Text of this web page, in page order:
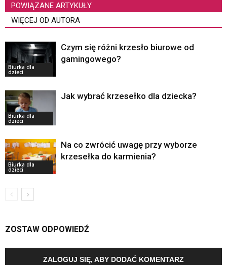
POWIĄZANE ARTYKUŁY
WIĘCEJ OD AUTORA
Biurka dla
dzieci
Czym się różni krzesło biurowe od
gamingowego?
Biurka dla
dzieci
Jak wybrać krzesełko dla dziecka?
Biurka dla
dzieci
Na co zwrócić uwagę przy wyborze
krzesełka do karmienia?
ZOSTAW ODPOWIEDŹ
ZALOGUJ SIĘ, ABY DODAĆ KOMENTARZ